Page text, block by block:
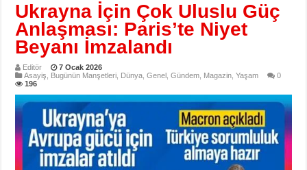
Ukrayna İçin Çok Uluslu Güç
Anlaşması: Paris’te Niyet
Beyanı İmzalandı
Editör
7 Ocak 2026
Asayiş
Bugünün Manşetleri Dünya ,Genel ,Gündem Magazin ,Yaşam
0
196